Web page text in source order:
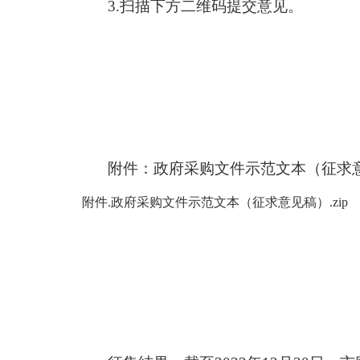
3.扫描下方二维码提交意见。
附件：政府采购文件示范文本（征求
附件.政府采购文件示范文本（征求意见稿）.zip